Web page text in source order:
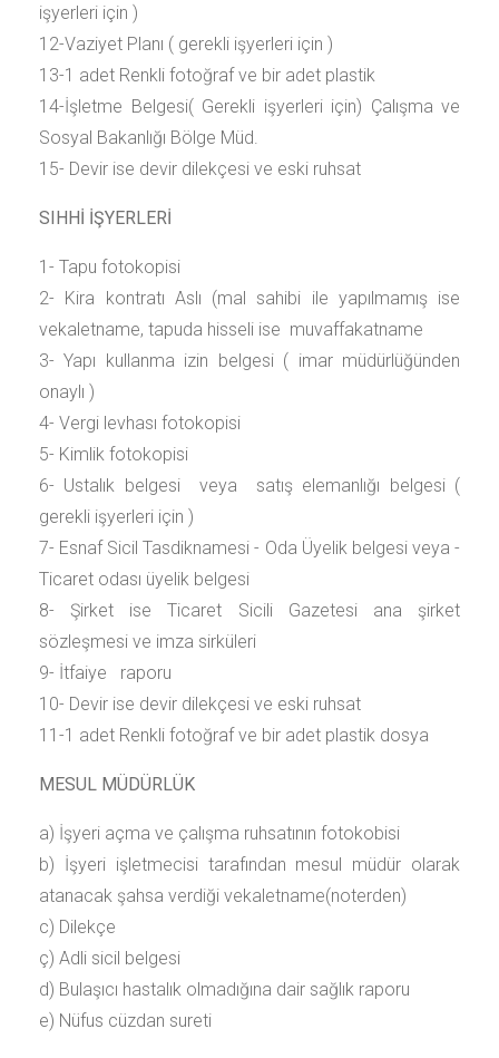
işyerleri için )
12-Vaziyet Planı ( gerekli işyerleri için )
13-1 adet Renkli fotoğraf ve bir adet plastik
14-İşletme Belgesi( Gerekli işyerleri için) Çalışma ve
Sosyal Bakanlığı Bölge Müd.
15- Devir ise devir dilekçesi ve eski ruhsat
SIHHİ İŞYERLERİ
1- Tapu fotokopisi
2- Kira kontratı Aslı (mal sahibi ile yapılmamış ise
vekaletname, tapuda hisseli ise muvaffakatname
3- Yapı kullanma izin belgesi ( imar müdürlüğünden
onaylı )
4- Vergi levhası fotokopisi
5- Kimlik fotokopisi
6- Ustalık belgesi veya satış elemanlığı belgesi (
gerekli işyerleri için )
7- Esnaf Sicil Tasdiknamesi - Oda Üyelik belgesi veya -
Ticaret odası üyelik belgesi
8- Şirket ise Ticaret Sicili Gazetesi ana şirket
sözleşmesi ve imza sirküleri
9- İtfaiye raporu
10- Devir ise devir dilekçesi ve eski ruhsat
11-1 adet Renkli fotoğraf ve bir adet plastik dosya
MESUL MÜDÜRLÜK
a) İşyeri açma ve çalışma ruhsatının fotokobisi
b) İşyeri işletmecisi tarafından mesul müdür olarak
atanacak şahsa verdiği vekaletname(noterden)
c) Dilekçe
ç) Adli sicil belgesi
d) Bulaşıcı hastalık olmadığına dair sağlık raporu
e) Nüfus cüzdan sureti